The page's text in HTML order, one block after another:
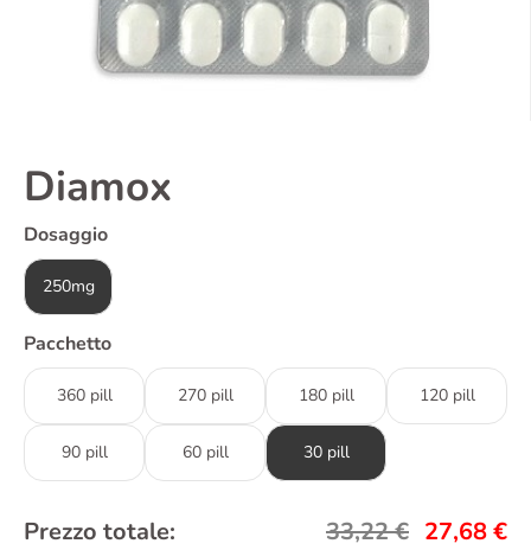
Diamox
Dosaggio
250mg
Pacchetto
360 pill 270 pill 180 pill 120 pill
90 pill 60 pill 30 pill
Prezzo totale: 33,22€ 27,68€